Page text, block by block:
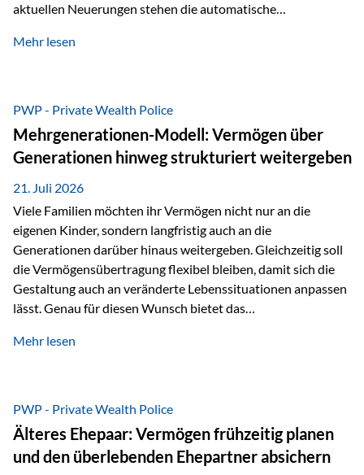
aktuellen Neuerungen stehen die automatische
als Versicherungsnehmer einzusetzen, sowie eine
Abwicklung für Vertriebspartner deutlich effizienter
gestaltet. Anträge werden direkt elektronisch übermittelt,
Medienbrüche reduziert und die weitere Bearbeitung
beschleunigt. Ab sofort können auch juristische Personen,
wie Kapitalgesellschaften oder Stiftungen, als
Versicherungsnehmer eingesetzt werden. Damit erweitert
die Vienna-Life die Einsatzmöglichkeiten der Private Wealth
Police insbesondere für…
Mehr lesen
PWP - Private Wealth Police
Mehrgenerationen-Modell: Vermögen über
Generationen hinweg strukturiert weitergeben
21. Juli 2026
Viele Familien möchten ihr Vermögen nicht nur an die
eigenen Kinder, sondern langfristig auch an die
Generationen darüber hinaus weitergeben. Gleichzeitig soll
die Vermögensübertragung flexibel bleiben, damit sich die
Gestaltung auch an veränderte Lebenssituationen anpassen
lässt. Genau für diesen Wunsch bietet das
Vienna-Life eine interessante Lösung. Es ermöglicht,
Ausgangssituation Stellen Sie sich folgende Familie vor: Die
Großeltern haben über viele Jahre Vermögen aufgebaut. Ihr
Wunsch ist es, dieses Vermögen nicht nur den eigenen
Kindern, sondern langfristig auch den Enkeln zukommen zu…
Mehr lesen
PWP - Private Wealth Police
Älteres Ehepaar: Vermögen frühzeitig planen
und den überlebenden Ehepartner absichern